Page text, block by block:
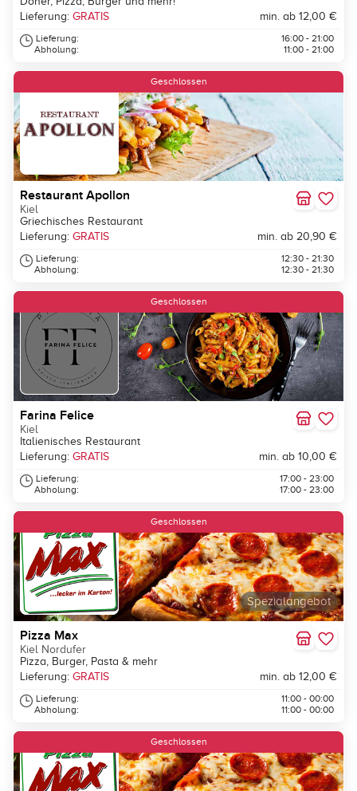
Lieferung: GRATIS min. ab 12,00 €
Lieferung:
Abholung:
16:00 - 21:00
11:00 - 21:00
Geschlossen
Restaurant Apollon
Kiel
Griechisches Restaurant
Lieferung: GRATIS min. ab 20,90 €
Lieferung:
Abholung:
12:30 - 21:30
12:30 - 21:30
Geschlossen
Farina Felice
Kiel
Italienisches Restaurant
Lieferung: GRATIS min. ab 10,00 €
Lieferung:
Abholung:
17:00 - 23:00
17:00 - 23:00
Spezialangebot
Geschlossen
Pizza Max
Kiel Nordufer
Pizza, Burger, Pasta & mehr
Lieferung: GRATIS min. ab 12,00 €
Lieferung:
Abholung:
11:00 - 00:00
11:00 - 00:00
Geschlossen